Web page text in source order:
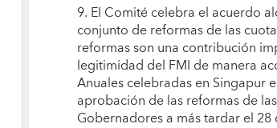
9. El Comité celebra el acuerdo
conjunto de reformas de las
reformas son una contribución
legitimidad del FMI de manera
Anuales celebradas en Singapur
aprobación de las reformas de
Gobernadores a más tardar el